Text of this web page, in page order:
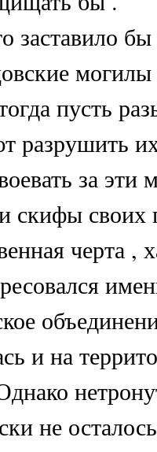
заставило
пусть
разрушить
за эти
скифы своих
черта ,
и на
не